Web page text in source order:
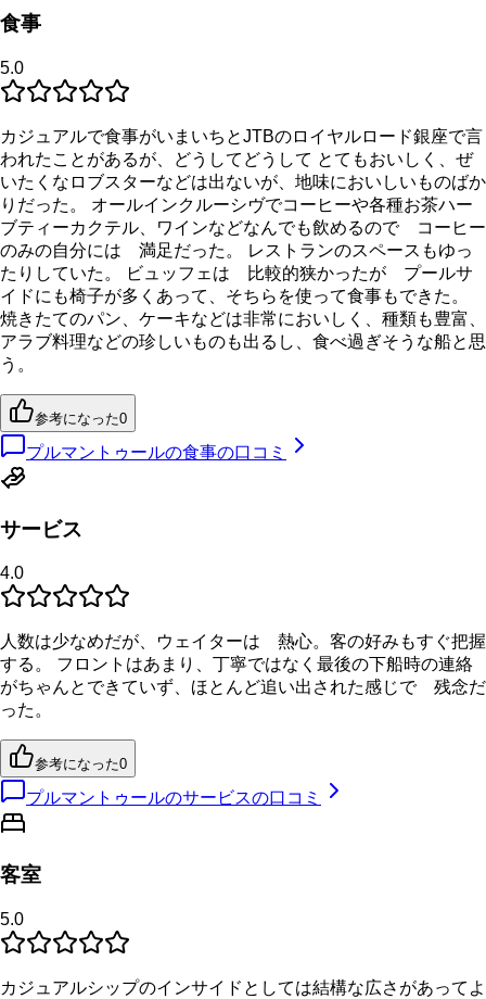
食事
5.0
カジュアルで食事がいまいちとJTBのロイヤルロード銀座で言
われたことがあるが、どうしてどうして とてもおいしく、ぜ
いたくなロブスターなどは出ないが、地味においしいものばか
りだった。 オールインクルーシヴでコーヒーや各種お茶ハー
ブティーカクテル、ワインなどなんでも飲めるので コーヒー
のみの自分には 満足だった。 レストランのスペースもゆっ
たりしていた。 ビュッフェは 比較的狭かったが プールサ
イドにも椅子が多くあって、そちらを使って食事もできた。
焼きたてのパン、ケーキなどは非常においしく、種類も豊富、
アラブ料理などの珍しいものも出るし、食べ過ぎそうな船と思
う。
参考になった0
プルマントゥールの食事の口コミ
サービス
4.0
人数は少なめだが、ウェイターは 熱心。客の好みもすぐ把握
する。 フロントはあまり、丁寧ではなく最後の下船時の連絡
がちゃんとできていず、ほとんど追い出された感じで 残念だ
った。
参考になった0
プルマントゥールのサービスの口コミ
客室
5.0
カジュアルシップのインサイドとしては結構な広さがあってよ